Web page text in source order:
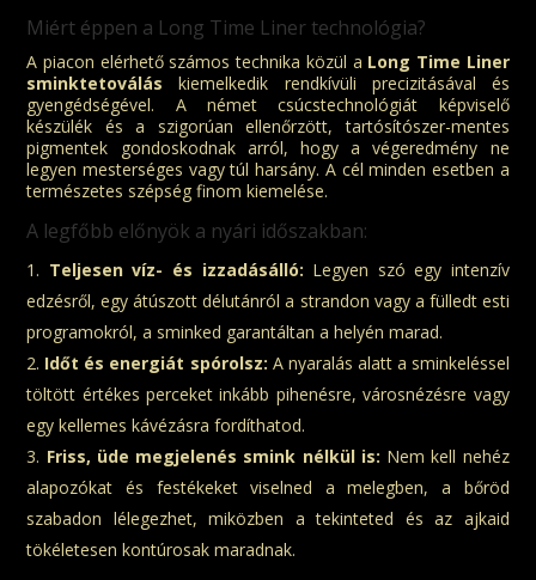
Miért éppen a Long Time Liner technológia?
A piacon elérhető számos technika közül a Long Time Liner
sminktetoválás kiemelkedik rendkívüli precizitásával és
gyengédségével. A német csúcstechnológiát képviselő
készülék és a szigorúan ellenőrzött, tartósítószer-mentes
pigmentek gondoskodnak arról, hogy a végeredmény ne
legyen mesterséges vagy túl harsány. A cél minden esetben a
természetes szépség finom kiemelése.
A legfőbb előnyök a nyári időszakban:
Teljesen víz- és izzadásálló: Legyen szó egy intenzív
edzésről, egy átúszott délutánról a strandon vagy a fülledt esti
programokról, a sminked garantáltan a helyén marad.
Időt és energiát spórolsz: A nyaralás alatt a sminkeléssel
töltött értékes perceket inkább pihenésre, városnézésre vagy
egy kellemes kávézásra fordíthatod.
Friss, üde megjelenés smink nélkül is: Nem kell nehéz
alapozókat és festékeket viselned a melegben, a bőröd
szabadon lélegezhet, miközben a tekinteted és az ajkaid
tökéletesen kontúrosak maradnak.